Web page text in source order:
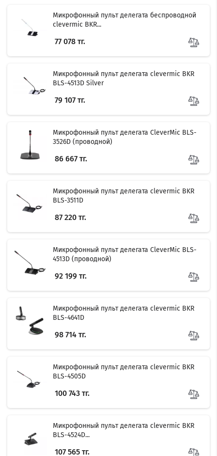
Микрофонный пульт делегата беспроводной
clevermic BKR...
77 078 тг.
Микрофонный пульт делегата clevermic BKR
BLS-4513D Silver
79 107 тг.
Микрофонный пульт делегата CleverMic BLS-
3526D (проводной)
86 667 тг.
Микрофонный пульт делегата clevermic BKR
BLS-3511D
87 220 тг.
Микрофонный пульт делегата CleverMic BLS-
4513D (проводной)
92 199 тг.
Микрофонный пульт делегата clevermic BKR
BLS-4641D
98 714 тг.
Микрофонный пульт делегата clevermic BKR
BLS-4505D
100 743 тг.
Микрофонный пульт делегата clevermic BKR
BLS-4524D...
107 565 тг.